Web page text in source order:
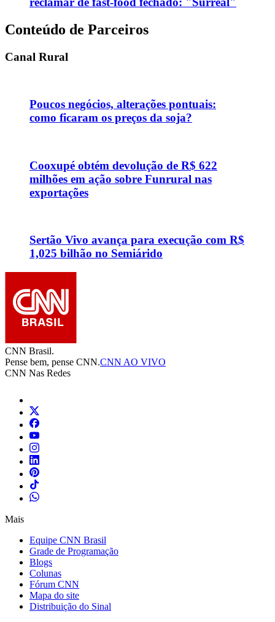
Conteúdo de Parceiros
Canal Rural
Poucos negócios, alterações pontuais:
como ficaram os preços da soja?
Cooxupé obtém devolução de R$ 622
milhões em ação sobre Funrural nas
exportações
Sertão Vivo avança para execução com R$
1,025 bilhão no Semiárido
CNN Brasil.
Pense bem, pense CNN.CNN AO VIVO
CNN Nas Redes
Mais
Equipe CNN Brasil
Grade de Programação
Blogs
Colunas
Fórum CNN
Mapa do site
Distribuição do Sinal